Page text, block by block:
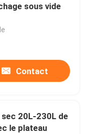
sous vide
Contact
20L-230L de
le plateau